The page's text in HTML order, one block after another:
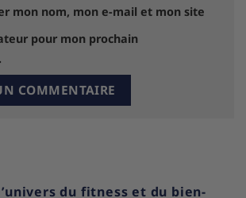
mon nom, mon e-mail et mon site
pour mon prochain
du fitness et du bien-